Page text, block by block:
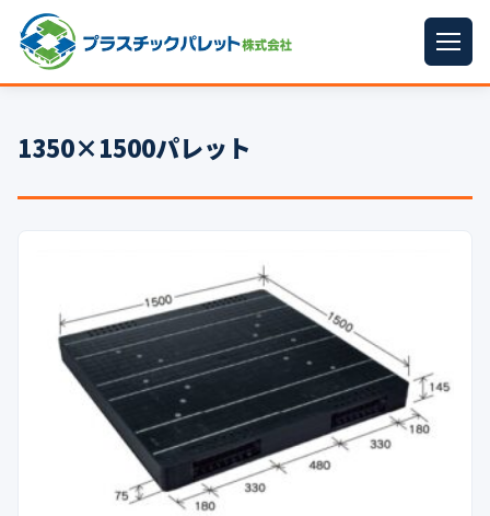
パレットサイズ
プラパレット ▼
中古パレット
再生原料
イラン情勢まとめ
1350×1500パレット